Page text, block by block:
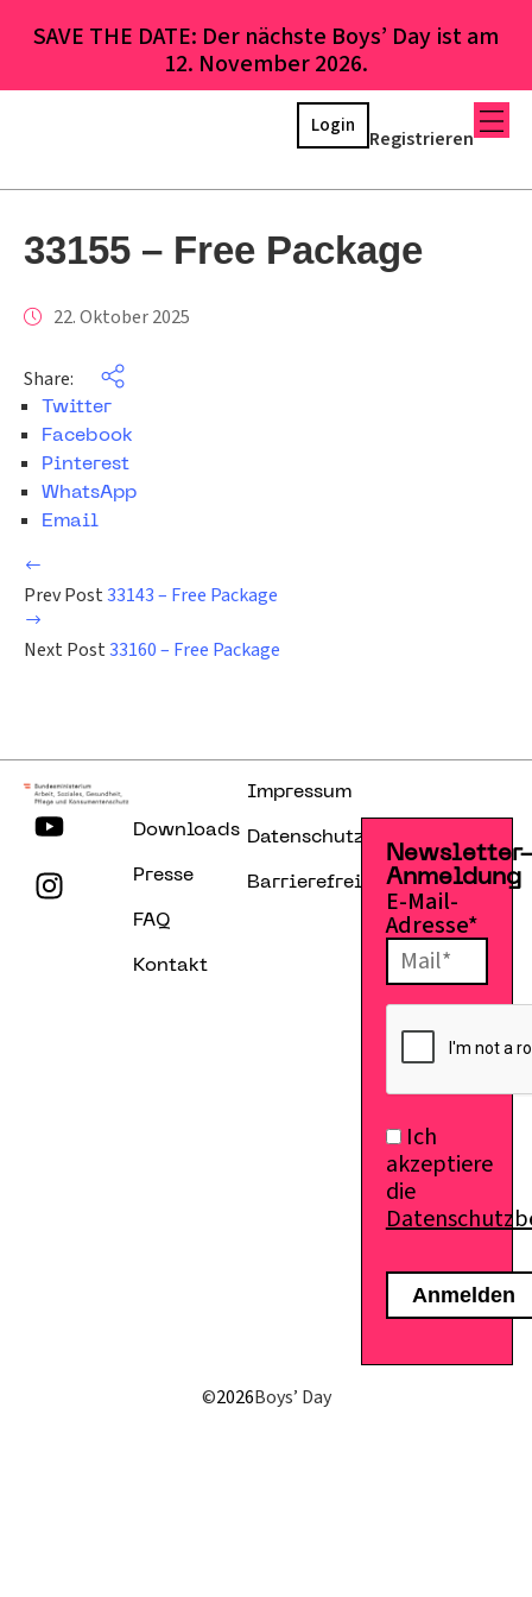
SAVE THE DATE: Der nächste Boys’ Day ist am
12. November 2026.
Registrieren
Login
33155 – Free Package
22. Oktober 2025
Share:
Twitter
Facebook
Pinterest
WhatsApp
Email
Prev Post33143 – Free Package
Next Post33160 – Free Package
Downloads
Presse
FAQ
Kontakt
Impressum
Datenschutzerklärung
Barrierefreiheitserklärung
Anmeldung
E-Mail-
Adresse*
Ich
akzeptiere
die
©2026Boys’ Day